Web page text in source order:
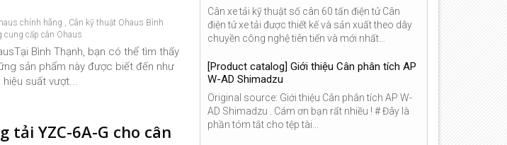
chính hãng , Cân kỹ thuật Ohaus Bình
cung cấp cân Ohaus
Bình Thạnh, bạn có thể tìm thấy
sản phẩm này được biết đến như
suất vượt...
tải YZC-6A-G cho cân
Cân xe tải kỹ thuật số cân 60 tấn điện tử Cân
điện tử xe tải được thiết kế và sản xuất theo dây
chuyền công nghệ tiên tiến và mới nhất...
[Product catalog] Giới thiệu Cân phân tích AP
W-AD Shimadzu
Original source: Giới thiệu Cân phân tích AP W-
AD Shimadzu . Cám ơn bạn rất nhiều ! # Đây là
phần tóm tắt cho tệp tài...